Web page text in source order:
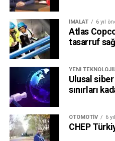
İMALAT 6 yıl
Atlas
tasarruf
YENI
Ulusal
sınırları
OTOMOTIV 6
CHEP